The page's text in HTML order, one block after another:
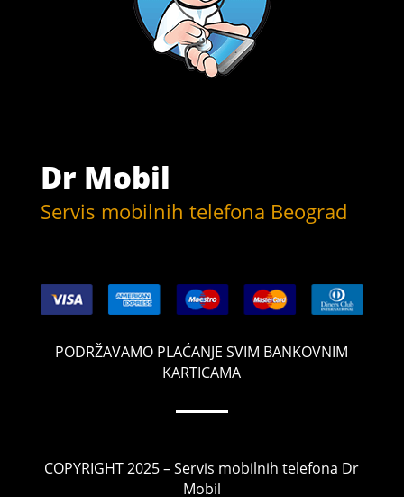
Dr Mobil
Servis mobilnih telefona Beograd
PODRŽAVAMO PLAĆANJE SVIM BANKOVNIM
KARTICAMA
COPYRIGHT 2025 – Servis mobilnih telefona Dr
Mobil